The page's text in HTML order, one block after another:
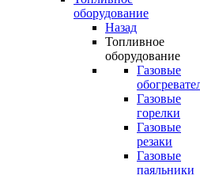
оборудование
Назад
Топливное
оборудование
Газовые
Газовые
горелки
Газовые
резаки
Газовые
паяльники